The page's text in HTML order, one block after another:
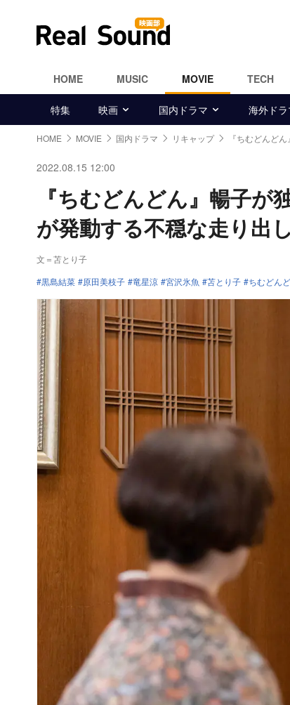
HOME MUSIC MOVIE TECH
特集 映画 国内ドラマ 海外ドラ
HOME MOVIE 国内ドラマ リキャップ 『ちむどんど
2022.08.15 12:00
『ちむどんどん』暢子
が発動する不穏な走り出し
文＝苫とり子
黒島結菜
原田美枝子 竜星涼 宮沢氷魚 苫とり子 ちむどん